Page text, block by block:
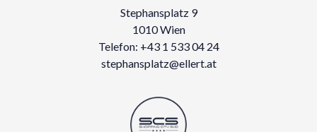
Stephansplatz 9
1010 Wien
Telefon: +43 1 533 04 24
stephansplatz@ellert.at